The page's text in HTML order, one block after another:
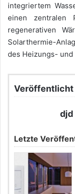
integriertem
einen zentralen
regenerativen
Solarthermie-
des Heizungs-
Veröffentlicht
djd
Letzte